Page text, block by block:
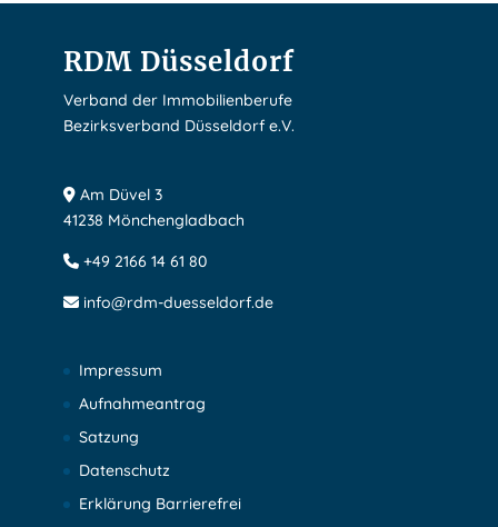
RDM Düsseldorf
Verband der Immobilienberufe
Bezirksverband Düsseldorf e.V.
Am Düvel 3
41238 Mönchengladbach
+49 2166 14 61 80
info@rdm-duesseldorf.de
Impressum
Aufnahmeantrag
Satzung
Datenschutz
Erklärung Barrierefrei